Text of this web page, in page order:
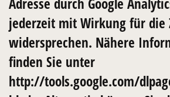
jederzeit mit Wirkung für die
widersprechen. Nähere
finden Sie unter
http://tools.google.com/